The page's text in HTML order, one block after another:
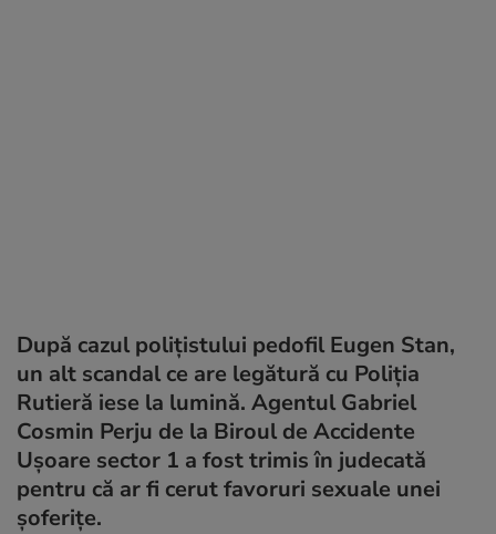
După cazul polițistului pedofil Eugen Stan,
un alt scandal ce are legătură cu Poliția
Rutieră iese la lumină. Agentul Gabriel
Cosmin Perju de la Biroul de Accidente
Ușoare sector 1 a fost trimis în judecată
pentru că ar fi cerut favoruri sexuale unei
șoferițe.